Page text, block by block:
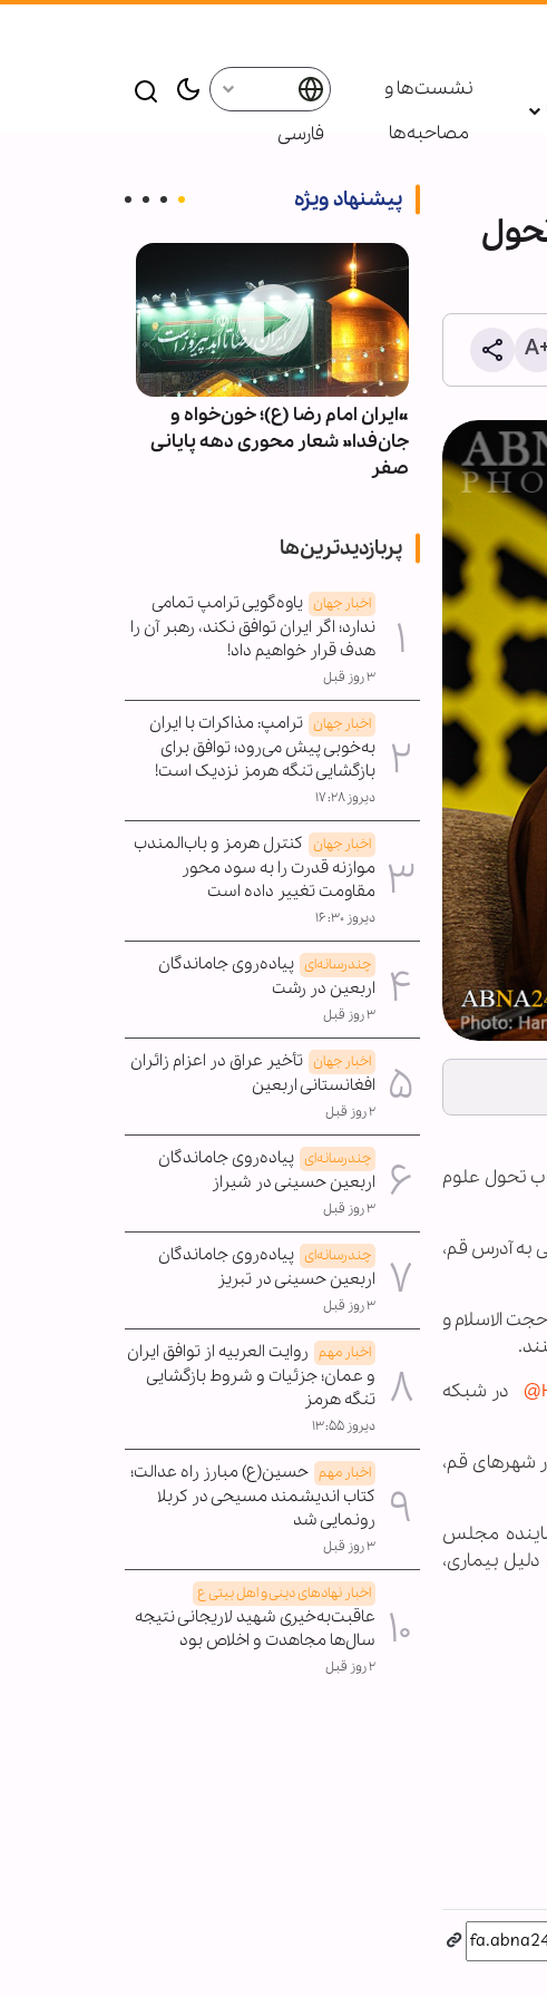
نشست‌ها و
مصاحبه‌ها
فارسی
تحول علوم
حکمت اسلامی به آدرس قم،
الاسلام و
در شبکه
اسلامی ویژه برنامه بزرگداشت آیت الله مصباح یزدی را طی روزهای 11 لغایت 21 بهمن 133 در شهرهای قم،
مجلس
بیماری،
پیشنهاد ویژه
را وارد
است
«ایران امام رضا (ع)؛ خون‌خواه و
جان‌فدا» شعار محوری دهه پایانی
صفر
پربازدیدترین‌ها
اخبار جهان یاوه‌گویی ترامپ تمامی
ندارد؛ اگر ایران توافق نکند، رهبر آن را
هدف قرار خواهیم داد!
۳ روز قبل
اخبار جهان ترامپ: مذاکرات با ایران
به‌خوبی پیش می‌رود؛ توافق برای
بازگشایی تنگه هرمز نزدیک است!
دیروز ۱۷:۲۸
اخبار جهان کنترل هرمز و باب‌المندب
موازنه قدرت را به سود محور
مقاومت تغییر داده است
دیروز ۱۶:۳۰
چندرسانه‌ای پیاده‌روی جاماندگان
اربعین در رشت
۳ روز قبل
اخبار جهان تأخیر عراق در اعزام زائران
افغانستانی اربعین
۲ روز قبل
چندرسانه‌ای پیاده‌روی جاماندگان
اربعین حسینی در شیراز
۳ روز قبل
چندرسانه‌ای پیاده‌روی جاماندگان
اربعین حسینی در تبریز
۳ روز قبل
اخبار مهم روایت العربیه از توافق ایران
و عمان؛ جزئیات و شروط بازگشایی
تنگه هرمز
دیروز ۱۳:۵۵
اخبار مهم حسین(ع) مبارز راه عدالت؛
کتاب اندیشمند مسیحی در کربلا
رونمایی شد
۳ روز قبل
اخبار نهادهای دینی و اهل بیتی ع
عاقبت‌به‌خیری شهید لاریجانی نتیجه
سال‌ها مجاهدت و اخلاص بود
۲ روز قبل